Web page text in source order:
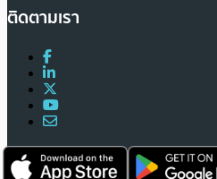
ติดตามเรา